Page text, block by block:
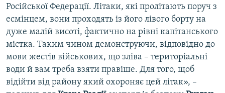
Російської Федерації. Літаки, які пролітають поруч з
есмінцем, вони проходять із його лівого борту на
дуже малій висоті, фактично на рівні капітанського
містка. Таким чином демонструючи, відповідно до
мови жестів військових, що зліва – територіальні
води й вам треба взяти правіше. Для того, щоб
відійти від району який охороняє цей літак», –